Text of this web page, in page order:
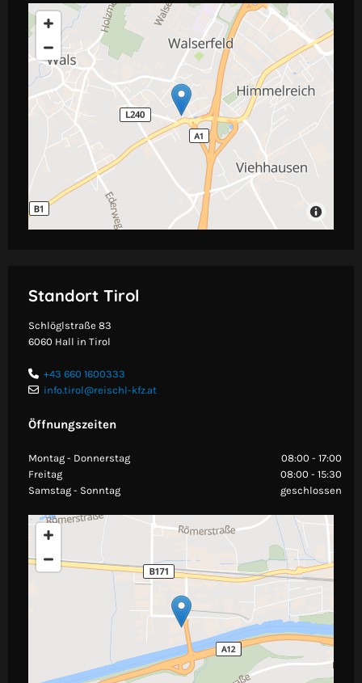
Standort Tirol
Schlöglstraße 83
6060 Hall in Tirol
 +43 660 1600333
 info.tirol@reischl-kfz.at
Öffnungszeiten
Montag - Donnerstag
08:00 - 17:00
Freitag
08:00 - 15:30
Samstag - Sonntag
geschlossen